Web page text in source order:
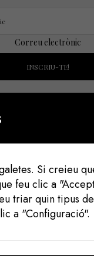
Correu electrònic
Potser t'agradaria
Si creieu
feu clic a
triar quin tipus
a "Configuració".